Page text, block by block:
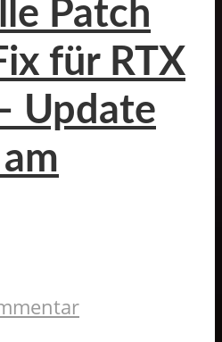
Patch
für RTX
Update